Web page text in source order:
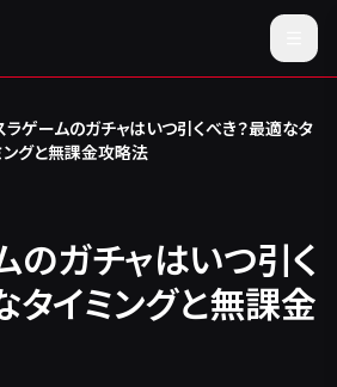
ラゲームのガチャはいつ引くべき？最適なタ
ングと無課金攻略法
のガチャはいつ引く
タイミングと無課金